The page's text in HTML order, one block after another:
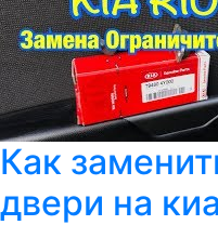
Как
двери на киа